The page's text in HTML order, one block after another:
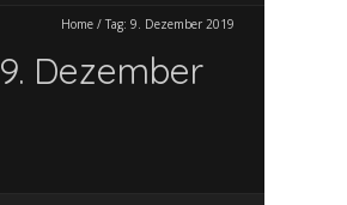
Home / Tag: 9. Dezember 2019
9. Dezember